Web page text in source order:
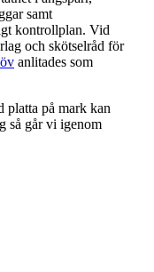
samt
kontrollplan. Vid
och skötselråd för
anlitades som
platta på mark kan
så går vi igenom